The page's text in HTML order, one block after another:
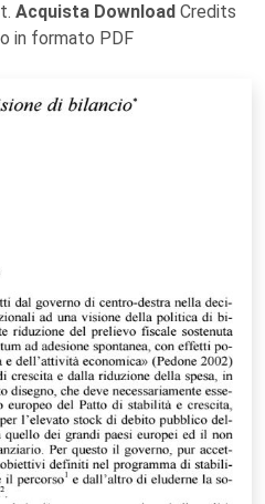
Acquista Download Credits
in formato PDF